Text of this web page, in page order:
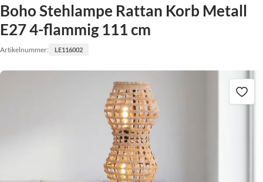
Boho Stehlampe Rattan Korb Metall
E27 4-flammig 111 cm
Artikelnummer: LE116002